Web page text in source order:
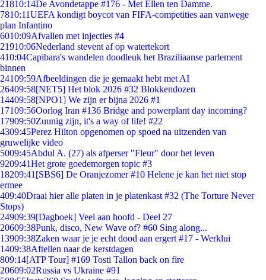
21810:14De Avondetappe #176 - Met Ellen ten Damme.
7810:11UEFA kondigt boycot van FIFA-competities aan vanwege
plan Infantino
6010:09Afvallen met injecties #4
21910:06Nederland stevent af op watertekort
410:04Capibara's wandelen doodleuk het Braziliaanse parlement
binnen
24109:59Afbeeldingen die je gemaakt hebt met AI
26409:58[NET5] Het blok 2026 #32 Blokkendozen
14409:58[NPO1] We zijn er bijna 2026 #1
17109:56Oorlog Iran #136 Bridge and powerplant day incoming?
17909:50Zuunig zijn, it's a way of life! #22
4309:45Perez Hilton opgenomen op spoed na uitzenden van
gruwelijke video
5009:45Abdul A. (27) als afperser "Fleur" door het leven
9209:41Het grote goedemorgen topic #3
18209:41 [SBS6] De Oranjezomer #10 Helene je kan het niet stop
ermee
409:40Draai hier alle platen in je platenkast #32 (The Torture Never
Stops)
24909:39[Dagboek] Veel aan hoofd - Deel 27
20609:38Punk, disco, New Wave of? #60 Sing along...
13909:38Zaken waar je je echt dood aan ergert #17 - Werklui
1409:38Aftellen naar de kerstdagen
809:14[ATP Tour] #169 Tosti Tallon back on fire
20609:02Russia vs Ukraine #91